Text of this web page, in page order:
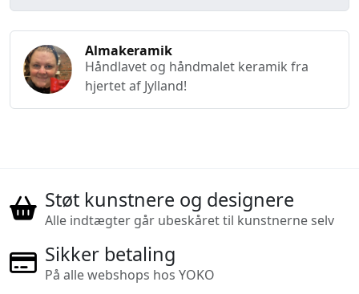
Almakeramik
Håndlavet og håndmalet keramik fra
hjertet af Jylland!
Støt kunstnere og designere
Alle indtægter går ubeskåret til kunstnerne selv
Sikker betaling
På alle webshops hos YOKO